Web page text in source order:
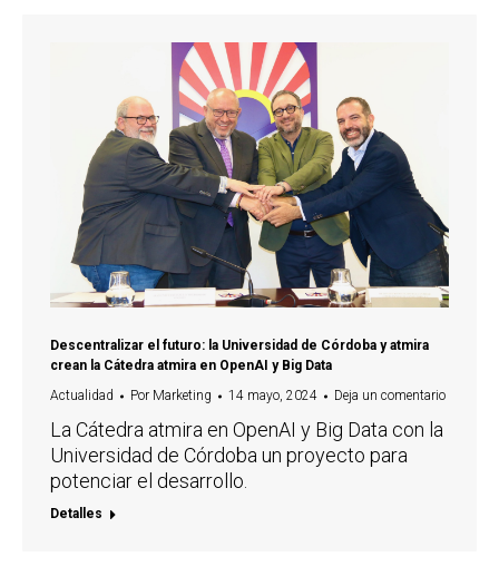
Descentralizar el futuro: la Universidad de Córdoba y atmira
crean la Cátedra atmira en OpenAI y Big Data
Actualidad
Por Marketing 14 mayo, 2024 Deja un comentario
La Cátedra atmira en OpenAI y Big Data con la
Universidad de Córdoba un proyecto para
potenciar el desarrollo.
Detalles